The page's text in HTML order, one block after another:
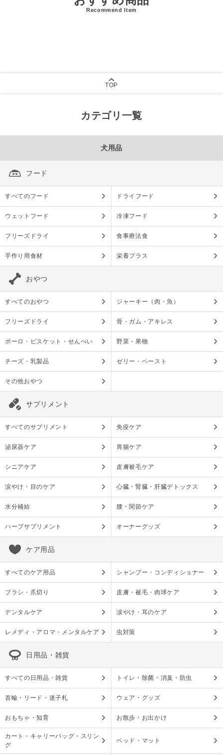
Recommend Item
TOP
カテゴリ一覧
犬用品
フード
すべてのフード ドライフード
ウェットフード 冷凍フード
フリーズドライ 食事療法食
手作り用食材 栄養プラス
おやつ
すべてのおやつ ジャーキー（肉・魚）
フリーズドライ 骨・ガム・アキレス
ボーロ・ビスケット・せんべい 野菜・果物
チーズ・乳製品 ゼリー・ペースト
その他おやつ
サプリメント
すべてのサプリメント 免疫ケア
泌尿器ケア 胃腸ケア
シニアケア 皮膚被毛ケア
涙やけ・目のケア 心臓・腎臓・肝臓デトックス
水分補給 腰・関節ケア
ハーブサプリメント オーナーグッズ
ケア用品
すべてのケア用品 シャンプー・コンディショナー
ブラシ・爪切り 皮膚・被毛・肉球ケア
デンタルケア 涙やけ・耳のケア
レメディ・アロマ・メンタルケア 虫対策
日用品・雑貨
すべての日用品・雑貨 トイレ・除菌・消臭・防虫
首輪・リード・迷子札 ウェア・グッズ
おもちゃ・知育 お散歩・お出かけ
カート・キャリーバッグ・スリン
グ
ベッド・マット